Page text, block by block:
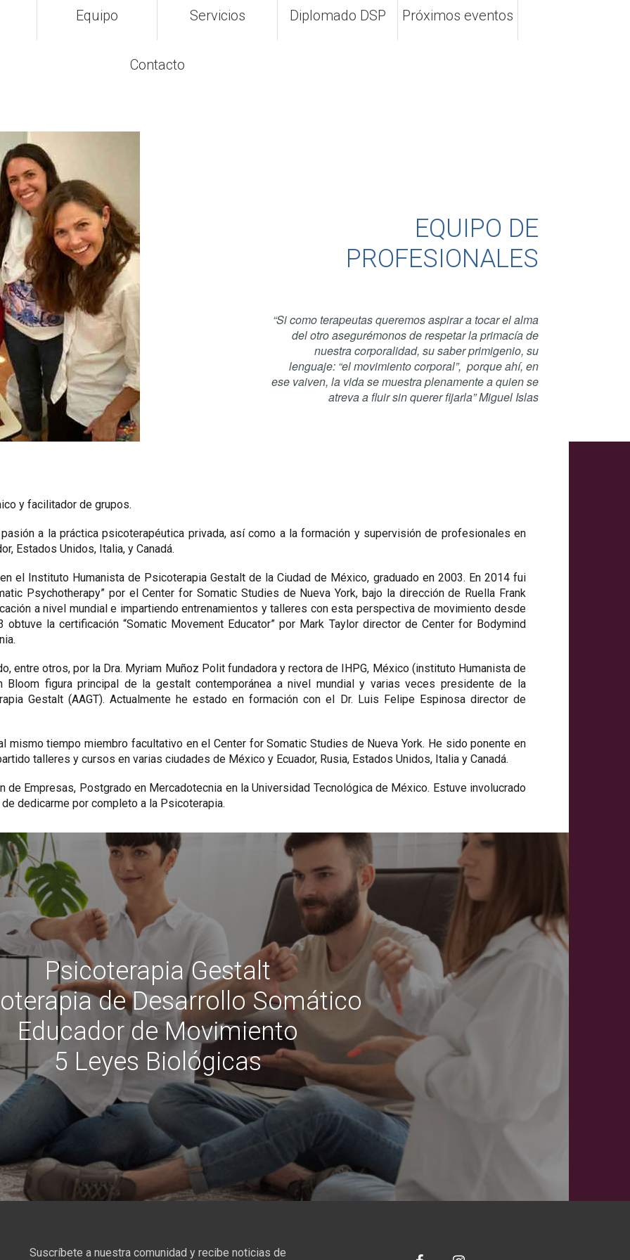
Equipo Servicios Diplomado DSP Próximos eventos
Contacto
EQUIPO DE
PROFESIONALES
“Si como terapeutas queremos aspirar a tocar el alma
del otro asegurémonos de respetar la primacía de
nuestra corporalidad, su saber primigenio, su
lenguaje: “el movimiento corporal”, porque ahí, en
ese vaiven, la vida se muestra plenamente a quien se
atreva a fluir sin querer fijarla” Miguel Islas
y facilitador de grupos.
a la práctica psicoterapéutica privada, así como a la formación y supervisión de profesionales en
Estados Unidos, Italia, y Canadá.
el Instituto Humanista de Psicoterapia Gestalt de la Ciudad de México, graduado en 2003. En 2014 fui
Psychotherapy” por el Center for Somatic Studies de Nueva York, bajo la dirección de Ruella Frank
a nivel mundial e impartiendo entrenamientos y talleres con esta perspectiva de movimiento desde
la certificación “Somatic Movement Educator” por Mark Taylor director de Center for Bodymind
entre otros, por la Dra. Myriam Muñoz Polit fundadora y rectora de IHPG, México (instituto Humanista de
Bloom figura principal de la gestalt contemporánea a nivel mundial y varias veces presidente de la
Gestalt (AAGT). Actualmente he estado en formación con el Dr. Luis Felipe Espinosa director de
mismo tiempo miembro facultativo en el Center for Somatic Studies de Nueva York. He sido ponente en
talleres y cursos en varias ciudades de México y Ecuador, Rusia, Estados Unidos, Italia y Canadá.
de Empresas, Postgrado en Mercadotecnia en la Universidad Tecnológica de México. Estuve involucrado
dedicarme por completo a la Psicoterapia.
Psicoterapia Gestalt
de Desarrollo Somático
Educador de Movimiento
5 Leyes Biológicas
Suscríbete a nuestra comunidad y recibe noticias de